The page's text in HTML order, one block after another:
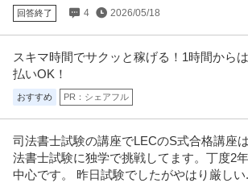
回答終了 4 2026/05/18
スキマ時間でサクッと稼げる！1時間から
払いOK！
おすすめ PR：シェアフル
司法書士試験の講座でLECのS式合格講座
法書士試験に独学で挑戦してます。丁度2
中心です。 昨日試験でしたがやはり厳しい